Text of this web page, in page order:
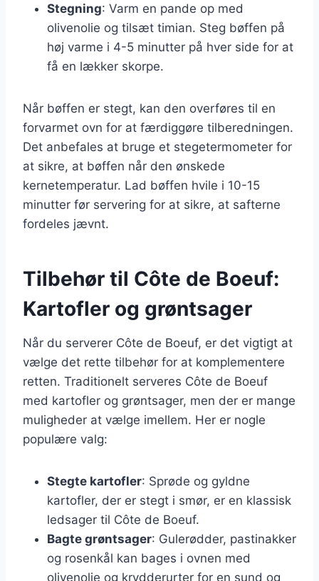
Stegning: Varm en pande op med
olivenolie og tilsæt timian. Steg bøffen på
høj varme i 4-5 minutter på hver side for at
få en lækker skorpe.
Når bøffen er stegt, kan den overføres til en
forvarmet ovn for at færdiggøre tilberedningen.
Det anbefales at bruge et stegetermometer for
at sikre, at bøffen når den ønskede
kernetemperatur. Lad bøffen hvile i 10-15
minutter før servering for at sikre, at safterne
fordeles jævnt.
Tilbehør til Côte de Boeuf:
Kartofler og grøntsager
Når du serverer Côte de Boeuf, er det vigtigt at
vælge det rette tilbehør for at komplementere
retten. Traditionelt serveres Côte de Boeuf
med kartofler og grøntsager, men der er mange
muligheder at vælge imellem. Her er nogle
populære valg:
Stegte kartofler: Sprøde og gyldne
kartofler, der er stegt i smør, er en klassisk
ledsager til Côte de Boeuf.
Bagte grøntsager: Gulerødder, pastinakker
og rosenkål kan bages i ovnen med
olivenolie og krydderurter for en sund og